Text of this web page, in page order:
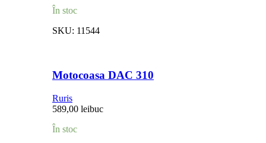
În stoc
SKU: 11544
Motocoasa DAC 310
Ruris
589,00 leibuc
În stoc